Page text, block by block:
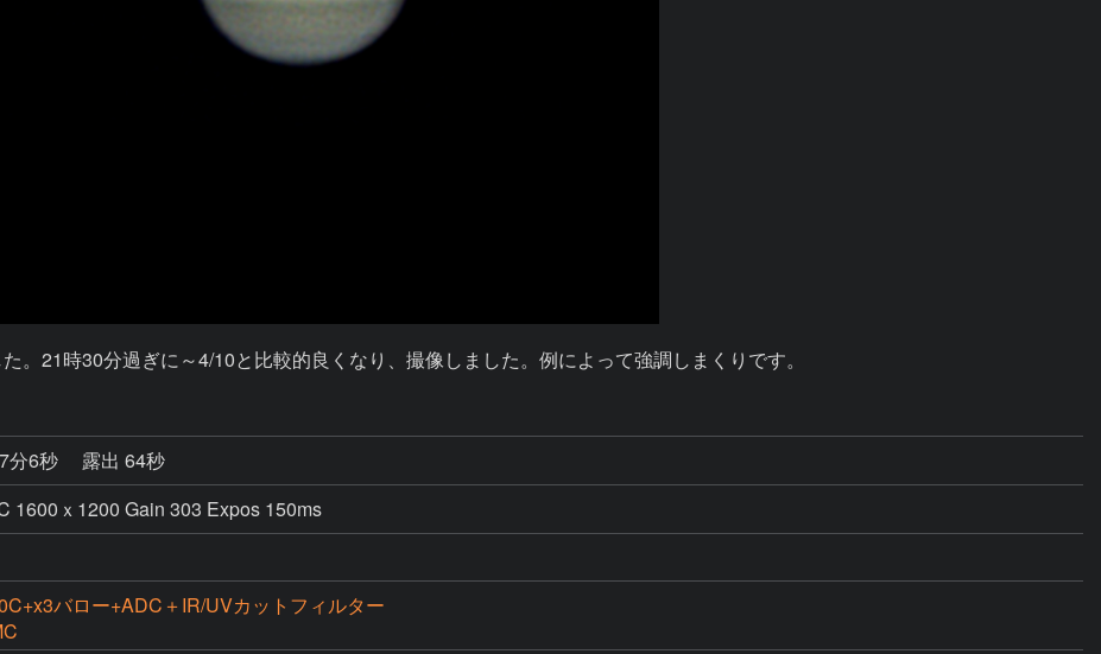
。21時30分過ぎに～4/10と比較的良くなり、撮像しました。例によって強調しまくりです。
分6秒
露出 64秒
1600ｘ1200 Gain 303 Expos 150ms
バロー+ADC＋IR/UVカットフィルター